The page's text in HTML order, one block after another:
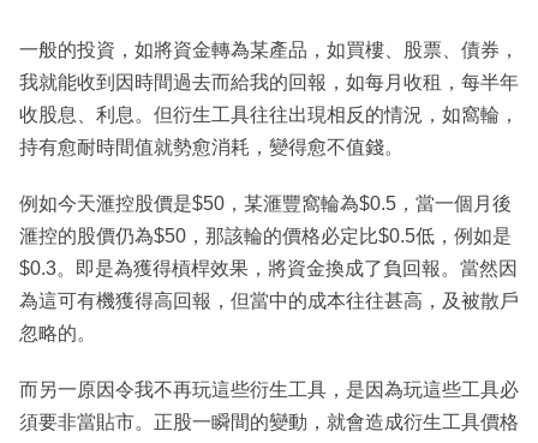
一般的投資，如將資金轉為某產品，如買樓、股票、債券，
我就能收到因時間過去而給我的回報，如每月收租，每半年
收股息、利息。但衍生工具往往出現相反的情況，如窩輪，
持有愈耐時間值就勢愈消耗，變得愈不值錢。
例如今天滙控股價是$50，某滙豐窩輪為$0.5，當一個月後
滙控的股價仍為$50，那該輪的價格必定比$0.5低，例如是
$0.3。即是為獲得槓桿效果，將資金換成了負回報。當然因
為這可有機獲得高回報，但當中的成本往往甚高，及被散戶
忽略的。
而另一原因令我不再玩這些衍生工具，是因為玩這些工具必
須要非當貼市。正股一瞬間的變動，就會造成衍生工具價格